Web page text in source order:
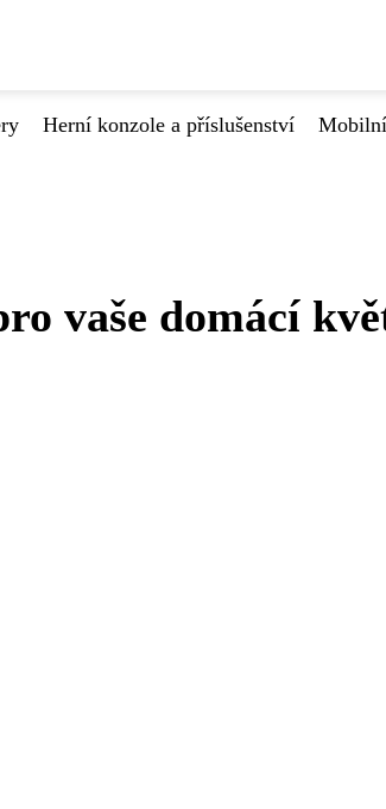
Herní konzole a příslušenství
vaše domácí